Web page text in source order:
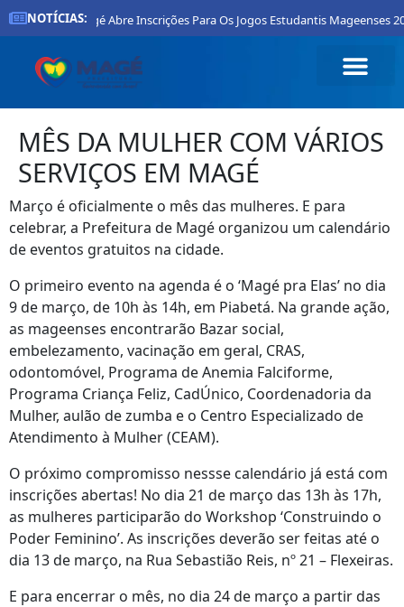
NOTÍCIAS:
De Magé Abre Inscrições Para Os Jogos Estudantis Mageenses
MÊS DA MULHER COM VÁRIOS
SERVIÇOS EM MAGÉ
Março é oficialmente o mês das mulheres. E para
celebrar, a Prefeitura de Magé organizou um calendário
de eventos gratuitos na cidade.
O primeiro evento na agenda é o ‘Magé pra Elas’ no dia
9 de março, de 10h às 14h, em Piabetá. Na grande ação,
as mageenses encontrarão Bazar social,
embelezamento, vacinação em geral, CRAS,
odontomóvel, Programa de Anemia Falciforme,
Programa Criança Feliz, CadÚnico, Coordenadoria da
Mulher, aulão de zumba e o Centro Especializado de
Atendimento à Mulher (CEAM).
O próximo compromisso nessse calendário já está com
inscrições abertas! No dia 21 de março das 13h às 17h,
as mulheres participarão do Workshop ‘Construindo o
Poder Feminino’. As inscrições deverão ser feitas até o
dia 13 de março, na Rua Sebastião Reis, nº 21 – Flexeiras.
E para encerrar o mês, no dia 24 de março a partir das